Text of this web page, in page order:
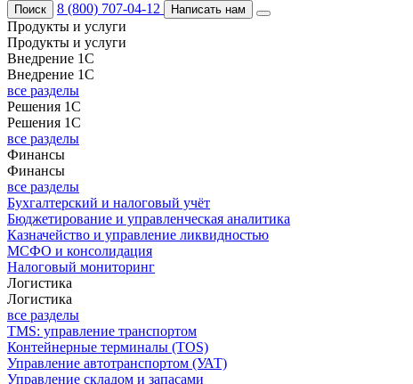
Поиск 8 (800) 707-04-12 Написать нам
Продукты и услуги
Продукты и услуги
Внедрение 1С
Внедрение 1С
все разделы
Решения 1С
Решения 1С
все разделы
Финансы
Финансы
все разделы
Бухгалтерский и налоговый учёт
Бюджетирование и управленческая аналитика
Казначейство и управление ликвидностью
МСФО и консолидация
Налоговый мониторинг
Логистика
Логистика
все разделы
TMS: управление транспортом
Контейнерные терминалы (TOS)
Управление автотранспортом (УАТ)
Управление складом и запасами